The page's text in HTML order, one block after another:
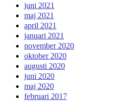
juni 2021
maj 2021
april 2021
januari 2021
november 2020
oktober 2020
augusti 2020
juni 2020
maj 2020
februari 2017